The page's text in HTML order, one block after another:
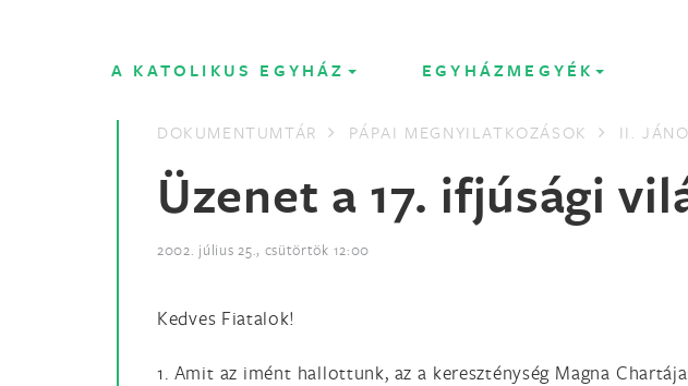
A KATOLIKUS EGYHÁZ EGYHÁZMEGYÉK
DOKUMENTUMTÁR PÁPAI MEGNYILATKOZÁSOK II.
Üzenet a 17. ifjúsági
2002. július 25., csütörtök 12:00
Kedves Fiatalok!
1. Amit az imént hallottunk, az a kereszténység Magna